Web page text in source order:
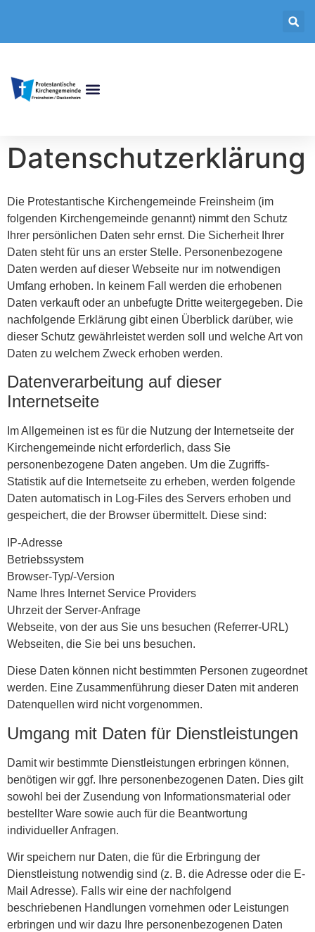
Datenschutzerklärung
Die Protestantische Kirchengemeinde Freinsheim (im
folgenden Kirchengemeinde genannt) nimmt den Schutz
Ihrer persönlichen Daten sehr ernst. Die Sicherheit Ihrer
Daten steht für uns an erster Stelle. Personenbezogene
Daten werden auf dieser Webseite nur im notwendigen
Umfang erhoben. In keinem Fall werden die erhobenen
Daten verkauft oder an unbefugte Dritte weitergegeben. Die
nachfolgende Erklärung gibt einen Überblick darüber, wie
dieser Schutz gewährleistet werden soll und welche Art von
Daten zu welchem Zweck erhoben werden.
Datenverarbeitung auf dieser
Internetseite
Im Allgemeinen ist es für die Nutzung der Internetseite der
Kirchengemeinde nicht erforderlich, dass Sie
personenbezogene Daten angeben. Um die Zugriffs-
Statistik auf die Internetseite zu erheben, werden folgende
Daten automatisch in Log-Files des Servers erhoben und
gespeichert, die der Browser übermittelt. Diese sind:
IP-Adresse
Betriebssystem
Browser-Typ/-Version
Name Ihres Internet Service Providers
Uhrzeit der Server-Anfrage
Webseite, von der aus Sie uns besuchen (Referrer-URL)
Webseiten, die Sie bei uns besuchen.
Diese Daten können nicht bestimmten Personen zugeordnet
werden. Eine Zusammenführung dieser Daten mit anderen
Datenquellen wird nicht vorgenommen.
Umgang mit Daten für Dienstleistungen
Damit wir bestimmte Dienstleistungen erbringen können,
benötigen wir ggf. Ihre personenbezogenen Daten. Dies gilt
sowohl bei der Zusendung von Informationsmaterial oder
bestellter Ware sowie auch für die Beantwortung
individueller Anfragen.
Wir speichern nur Daten, die für die Erbringung der
Dienstleistung notwendig sind (z. B. die Adresse oder die E-
Mail Adresse). Falls wir eine der nachfolgend
beschriebenen Handlungen vornehmen oder Leistungen
erbringen und wir dazu Ihre personenbezogenen Daten